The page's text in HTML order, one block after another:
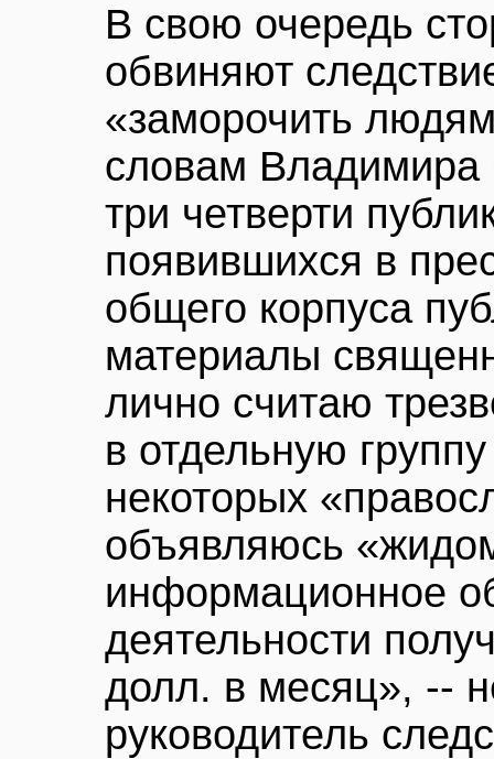
В свою очередь
обвиняют
«заморочить
словам
три четверти
появившихся в
общего корпуса
материалы
лично считаю
в отдельную
некоторых
объявляюсь
информационное
деятельности
долл. в месяц», --
руководитель